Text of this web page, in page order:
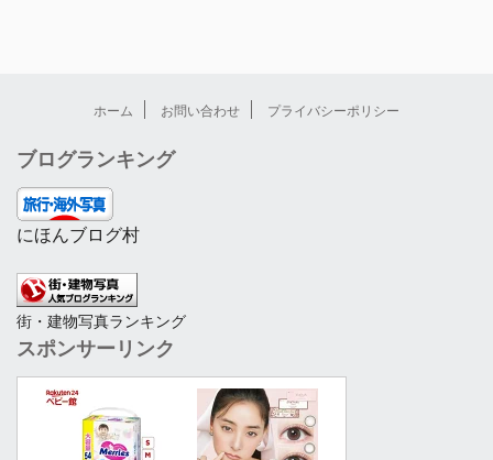
ホーム お問い合わせ プライバシーポリシー
ブログランキング
にほんブログ村
街・建物写真ランキング
スポンサーリンク